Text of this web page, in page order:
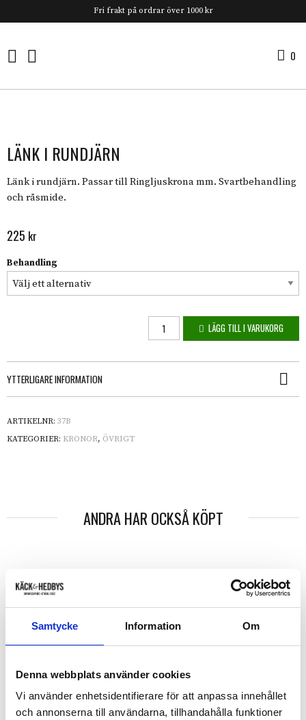
Samtycke Information Om
Denna webbplats använder cookies
Vi använder enhetsidentifierare för att anpassa innehållet
och annonserna till användarna, tillhandahålla funktioner
Fri frakt på ordrar över 1000 kr
0
LÄNK I RUNDJÄRN
Länk i rundjärn. Passar till Ringljuskrona mm. Svartbehandling
och råsmide.
225 kr
Behandling
Länk i rundjärn mängd
LÄGG TILL I VARUKORG
YTTERLIGARE INFORMATION
ARTIKELNR: 37B
KATEGORIER: KRONOR, ÖVRIGT
ANDRA HAR OCKSÅ KÖPT
Takkrok i rundjärn –
Svartbehandlad
Ringljuskrona 6 ljus